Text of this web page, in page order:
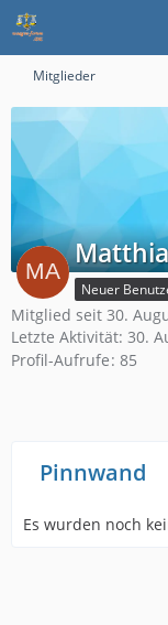
Mitglieder
Neuer
Mitglied seit 30.
Letzte Aktivität: 30.
Profil-Aufrufe 85
Pinnwand
Es wurden noch